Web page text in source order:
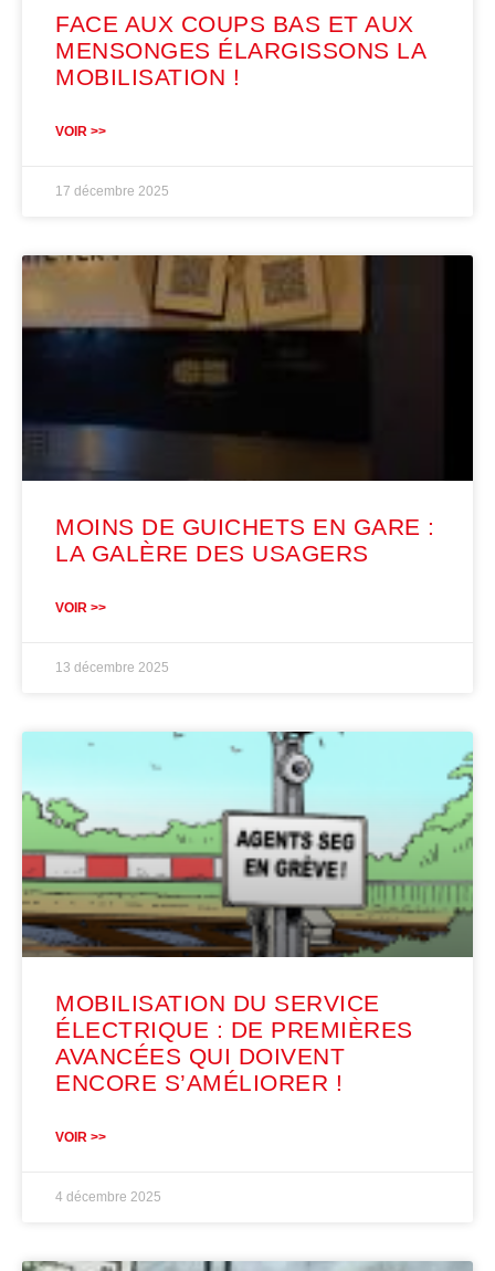
FACE AUX COUPS BAS ET AUX
MENSONGES ÉLARGISSONS LA
MOBILISATION !
VOIR >>
17 décembre 2025
MOINS DE GUICHETS EN GARE :
LA GALÈRE DES USAGERS
VOIR >>
13 décembre 2025
MOBILISATION DU SERVICE
ÉLECTRIQUE : DE PREMIÈRES
AVANCÉES QUI DOIVENT
ENCORE S’AMÉLIORER !
VOIR >>
4 décembre 2025